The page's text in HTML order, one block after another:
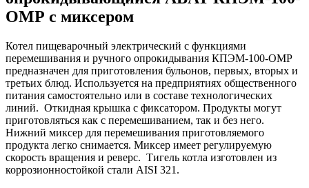
ОМР с миксером
Котел пищеварочный электрический с функциями
перемешивания и ручного опрокидывания КПЭМ-100-ОМР
предназначен для приготовления бульонов, первых, вторых и
третьих блюд. Используется на предприятиях общественного
питания самостоятельно или в составе технологических
линий. Откидная крышка с фиксатором. Продукты могут
приготовляться как с перемешиванием, так и без него.
Нижний миксер для перемешивания приготовляемого
продукта легко снимается. Миксер имеет регулируемую
скорость вращения и реверс. Тигель котла изготовлен из
коррозионностойкой стали AISI 321.